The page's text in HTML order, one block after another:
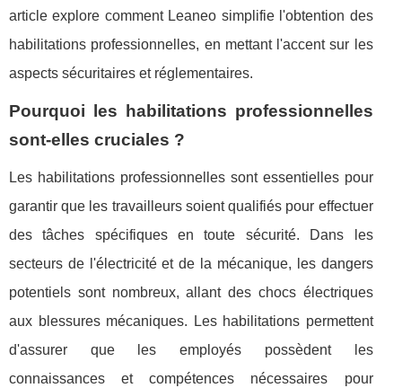
article explore comment Leaneo simplifie l'obtention des
habilitations professionnelles, en mettant l'accent sur les
aspects sécuritaires et réglementaires.
Pourquoi les habilitations professionnelles
sont-elles cruciales ?
Les habilitations professionnelles sont essentielles pour
garantir que les travailleurs soient qualifiés pour effectuer
des tâches spécifiques en toute sécurité. Dans les
secteurs de l'électricité et de la mécanique, les dangers
potentiels sont nombreux, allant des chocs électriques
aux blessures mécaniques. Les habilitations permettent
d'assurer que les employés possèdent les
connaissances et compétences nécessaires pour